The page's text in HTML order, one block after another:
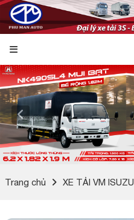
Trang chủ XE TẢI VM ISUZU